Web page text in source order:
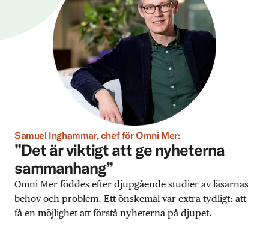
Samuel Inghammar, chef för Omni Mer:
”Det är viktigt att ge nyheterna
sammanhang”
Omni Mer föddes efter djupgående studier av läsarnas
behov och problem. Ett önskemål var extra tydligt: att
få en möjlighet att förstå nyheterna på djupet.